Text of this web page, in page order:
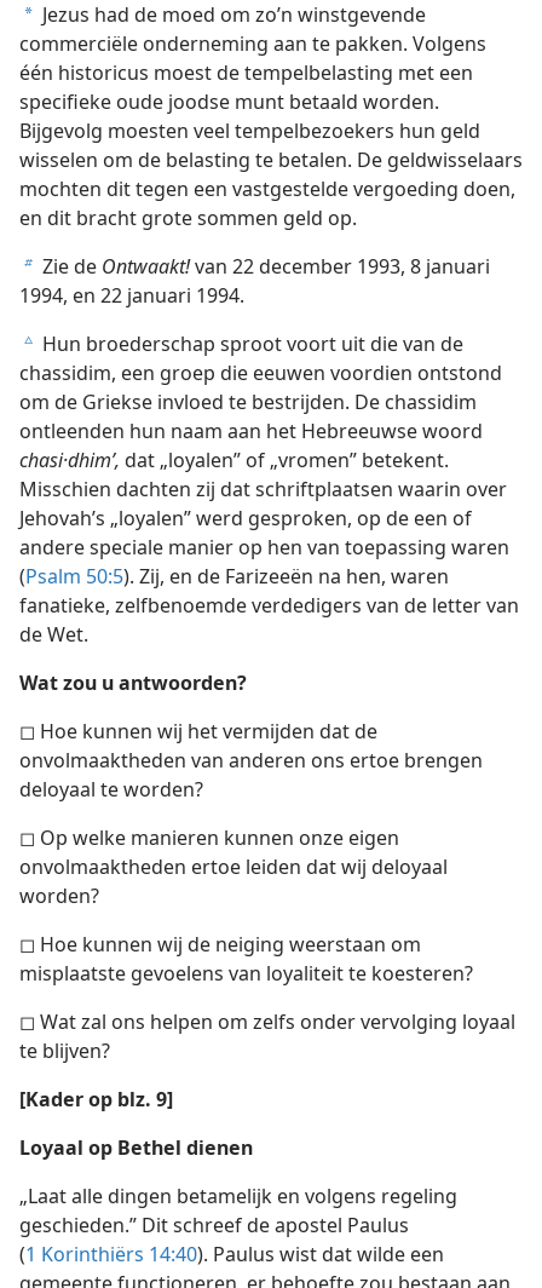
a Jezus had de moed om zo’n winstgevende
commerciële onderneming aan te pakken. Volgens
één historicus moest de tempelbelasting met een
specifieke oude joodse munt betaald worden.
Bijgevolg moesten veel tempelbezoekers hun geld
wisselen om de belasting te betalen. De geldwisselaars
mochten dit tegen een vastgestelde vergoeding doen,
en dit bracht grote sommen geld op.
b Zie de Ontwaakt!van 22 december 1993, 8 januari
1994, en 22 januari 1994.
c Hun broederschap sproot voort uit die van de
chassidim, een groep die eeuwen voordien ontstond
om de Griekse invloed te bestrijden. De chassidim
ontleenden hun naam aan het Hebreeuwse woord
chasi·dhimʹ, dat „loyalen” of „vromen” betekent.
Misschien dachten zij dat schriftplaatsen waarin over
Jehovah’s „loyalen” werd gesproken, op de een of
andere speciale manier op hen van toepassing waren
(Psalm 50:5). Zij, en de Farizeeën na hen, waren
fanatieke, zelfbenoemde verdedigers van de letter van
de Wet.
Wat zou u antwoorden?
◻ Hoe kunnen wij het vermijden dat de
onvolmaaktheden van anderen ons ertoe brengen
deloyaal te worden?
◻ Op welke manieren kunnen onze eigen
onvolmaaktheden ertoe leiden dat wij deloyaal
worden?
◻ Hoe kunnen wij de neiging weerstaan om
misplaatste gevoelens van loyaliteit te koesteren?
◻ Wat zal ons helpen om zelfs onder vervolging loyaal
te blijven?
[Kader op blz. 9]
Loyaal op Bethel dienen
„Laat alle dingen betamelijk en volgens regeling
geschieden.” Dit schreef de apostel Paulus
(1 Korinthiërs 14:40). Paulus wist dat wilde een